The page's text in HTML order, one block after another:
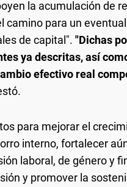
la acumulación de
camino para un
de capital". "Dichas
ya descritas, así
efectivo real
para mejorar el
interno, fortalecer
laboral, de género y
y promover la